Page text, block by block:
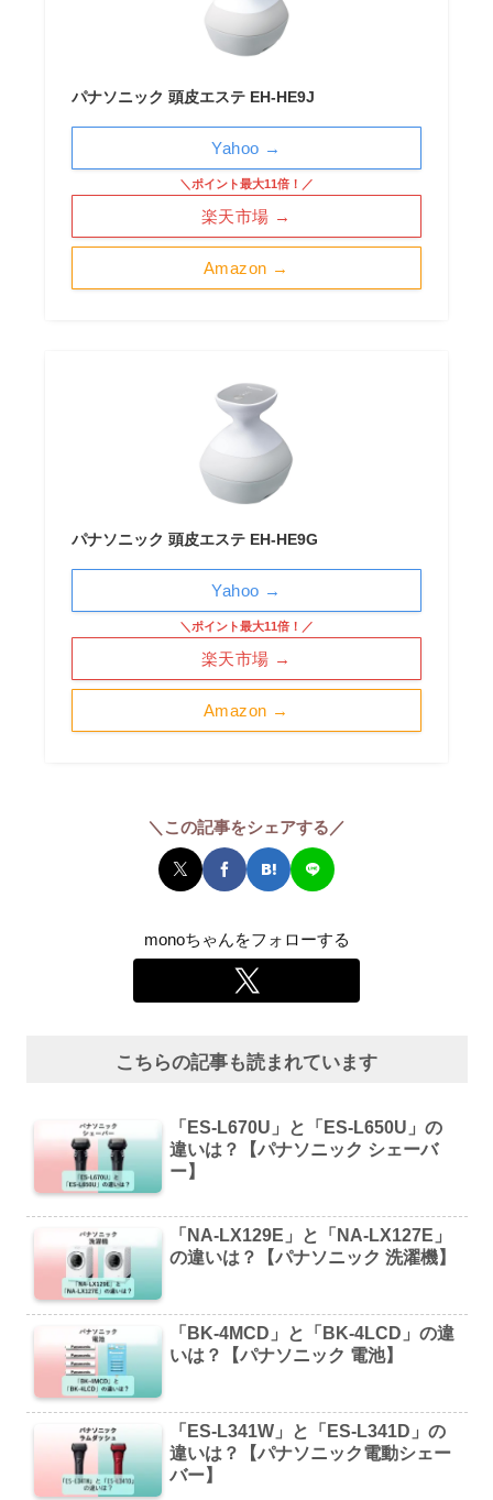
パナソニック 頭皮エステ EH-HE9J
Amazon →
＼ポイント最大11倍！／
楽天市場 →
Yahoo →
パナソニック 頭皮エステ EH-HE9G
Amazon →
＼ポイント最大11倍！／
楽天市場 →
Yahoo →
＼この記事をシェアする／
monoちゃんをフォローする
こちらの記事も読まれています
「ES-L670U」と「ES-L650U」の
違いは？【パナソニック シェーバ
ー】
「NA-LX129E」と「NA-LX127E」
の違いは？【パナソニック 洗濯機】
「BK-4MCD」と「BK-4LCD」の違
いは？【パナソニック 電池】
「ES-L341W」と「ES-L341D」の
違いは？【パナソニック電動シェー
バー】